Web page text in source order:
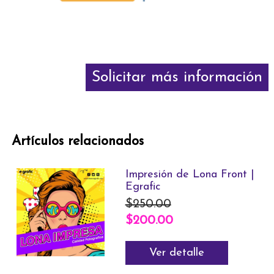
Solicitar más información
Artículos relacionados
Impresión de Lona Front |
Egrafic
$250.00
$200.00
Ver detalle